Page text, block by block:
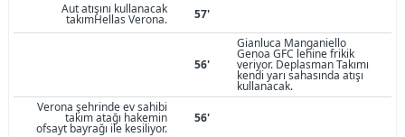
Aut atışını kullanacak
takımHellas Verona. 57'
56'
Gianluca Manganiello
Genoa GFC lehine frikik
veriyor. Deplasman Takımı
kendi yarı sahasında atışı
kullanacak.
Verona şehrinde ev sahibi
takım atağı hakemin
ofsayt bayrağı ile kesiliyor.
56'